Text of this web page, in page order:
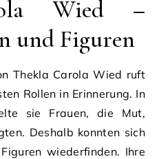
Wied –
und Figuren
Thekla Carola Wied ruft
Rollen in Erinnerung. In
sie Frauen, die Mut,
Deshalb konnten sich
wiederfinden. Ihre